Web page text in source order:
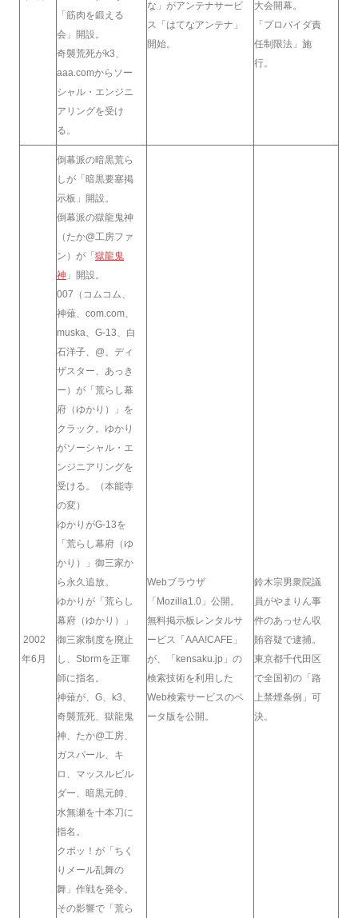
「筋肉を鍛える
会」開設。
奇襲荒死がk3、
aaa.comからソー
シャル・エンジニ
アリングを受け
る。
な」がアンテナサービ
ス「はてなアンテナ」
開始。
大会開幕。
「プロバイダ責
任制限法」施
行。
2002
年6月
倒幕派の暗黒荒ら
しが「暗黒要塞掲
示板」開設。
倒幕派の獄龍鬼神
（たか@工房ファ
ン）が「獄龍鬼
神 」開設。
007（コムコム、
神薙、com.com、
muska、G-13、白
石洋子、@、ディ
ザスター、あっき
ー）が「荒らし幕
府（ゆかり）」を
クラック。ゆかり
がソーシャル・エ
ンジニアリングを
受ける。（本能寺
の変）
ゆかりがG-13を
「荒らし幕府（ゆ
かり）」御三家か
ら永久追放。
ゆかりが「荒らし
幕府（ゆかり）」
御三家制度を廃止
し、Stormを正軍
師に指名。
神薙が、G、k3、
奇襲荒死、獄龍鬼
神、たか@工房、
ガスパール、キ
ロ、マッスルビル
ダー、暗黒元帥、
水無瀬を十本刀に
指名。
クポッ！が「ちく
りメール乱舞の
舞」作戦を発令。
その影響で「荒ら
Webブラウザ
「Mozilla1.0」公開。
無料掲示板レンタルサ
ービス「AAA!CAFE」
が、「kensaku.jp」の
検索技術を利用した
Web検索サービスのベ
ータ版を公開。
鈴木宗男衆院議
員がやまりん事
件のあっせん収
賄容疑で逮捕。
東京都千代田区
で全国初の「路
上禁煙条例」可
決。